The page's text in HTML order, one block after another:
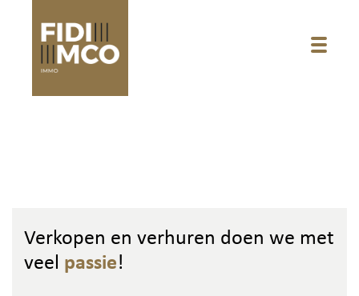
Verkopen en verhuren doen we met
veel passie!